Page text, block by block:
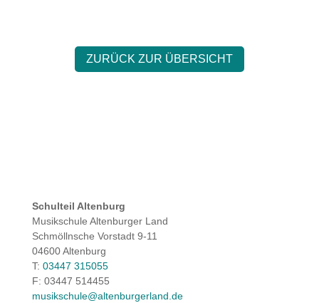
ZURÜCK ZUR ÜBERSICHT
Schulteil Altenburg
Musikschule Altenburger Land
Schmöllnsche Vorstadt 9-11
04600 Altenburg
T: 03447 315055
F: 03447 514455
musikschule@altenburgerland.de